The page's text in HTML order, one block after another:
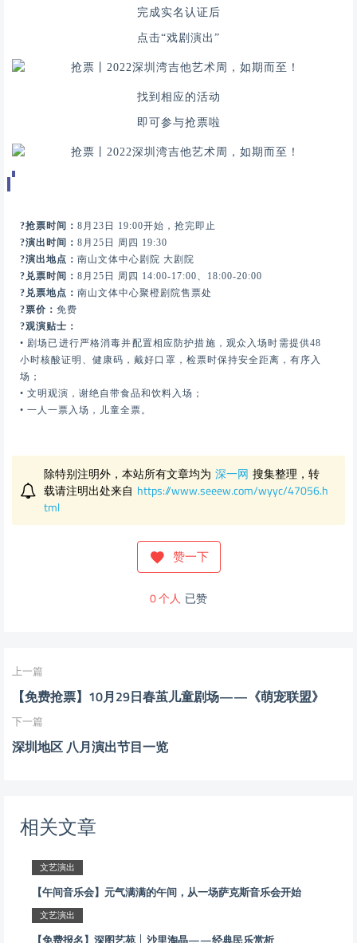
完成实名认证后
点击“戏剧演出”
找到相应的活动
即可参与抢票啦
?抢票时间： 8月23日 19:00开始，抢完即止
?演出时间： 8月25日 周四 19:30
?演出地点： 南山文体中心剧院 大剧院
?兑票时间： 8月25日 周四 14:00-17:00、18:00-20:00
?兑票地点： 南山文体中心聚橙剧院售票处
?票价： 免费
?观演贴士：
• 剧场已进行严格消毒并配置相应防护措施，观众入场时需提供48
小时核酸证明、健康码，戴好口罩，检票时保持安全距离，有序入
场；
• 文明观演，谢绝自带食品和饮料入场；
• 一人一票入场，儿童全票。
除特别注明外，本站所有文章均为 深一网 搜集整理，转
载请注明出处来自 https://www.seeew.com/wyyc/47056.h
tml
赞一下
0个人 已赞
上一篇
【免费抢票】10月29日春茧儿童剧场——《萌宠联盟》
下一篇
深圳地区 八月演出节目一览
相关文章
文艺演出
【午间音乐会】元气满满的午间，从一场萨克斯音乐会开始
文艺演出
【免费报名】深图艺苑 │ 沙里淘晶——经典民乐赏析